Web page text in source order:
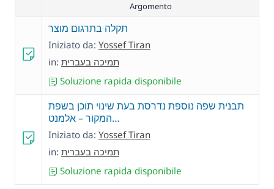
Argomento
תקלה בתרגום מוצר
Iniziato da: Yossef Tiran
in: תמיכה בעברית
Soluzione rapida disponibile
תבנית שפה נוספת נדרסת בעת שינוי תוכן בשפת
המקור – אלמנט…
Iniziato da: Yossef Tiran
in: תמיכה בעברית
Soluzione rapida disponibile